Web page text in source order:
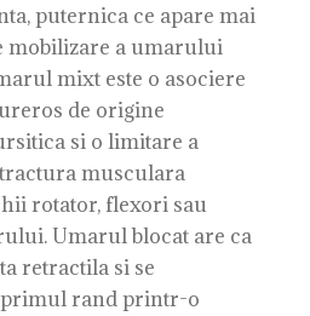
puternica ce apare mai
mobilizare a umarului
mixt este o asociere
de origine
si o limitare a
musculara
rotator, flexori sau
Umarul blocat are ca
retractila si se
primul rand printr-o